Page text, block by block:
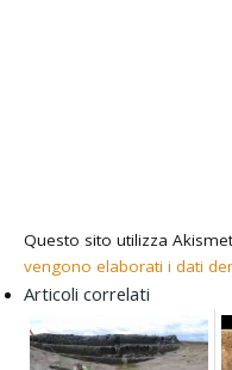
Questo sito utilizza
vengono elaborati i dati
Articoli correlati